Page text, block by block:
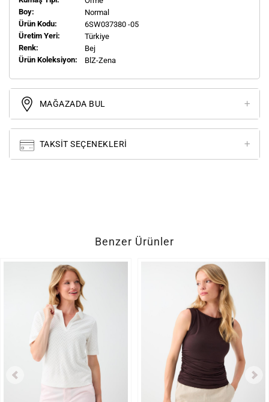
Boy:
Normal
Ürün Kodu:
6SW037380 -05
Üretim Yeri:
Türkiye
Renk:
Bej
Ürün Koleksiyon:
BlZ-Zena
MAĞAZADA BUL
TAKSIT SEÇENEKLERI
Benzer Ürünler